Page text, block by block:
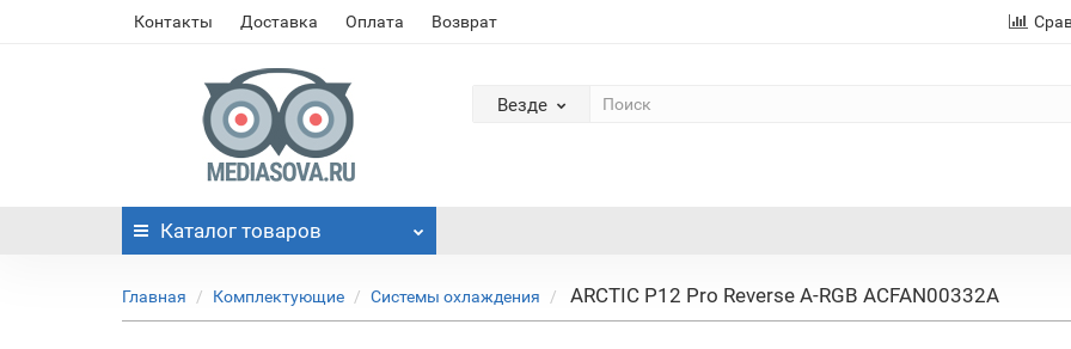
Контакты Доставка Оплата Возврат
Везде
Каталог товаров
Главная Комплектующие Системы охлаждения ARCTIC P12 Pro Reverse A-RGB ACFAN00332A